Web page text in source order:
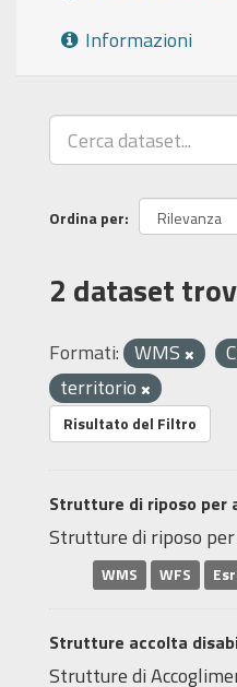
Informazioni
Ordina per
2 dataset
Formati: WMS
territorio
Risultato del Filtro
Strutture di riposo per
Strutture di riposo
WMS WFS
Strutture accolta
Strutture di